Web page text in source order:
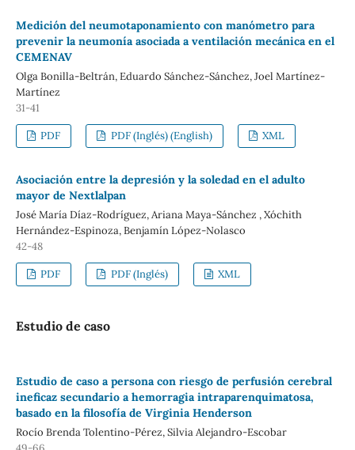
Medición del neumotaponamiento con manómetro para
prevenir la neumonía asociada a ventilación mecánica en el
CEMENAV
Olga Bonilla-Beltrán, Eduardo Sánchez-Sánchez, Joel Martínez-
Martínez
31-41
PDF PDF (Inglés) (English) XML
Asociación entre la depresión y la soledad en el adulto
mayor de Nextlalpan
José María Díaz-Rodríguez, Ariana Maya-Sánchez , Xóchith
Hernández-Espinoza, Benjamín López-Nolasco
42-48
PDF PDF (Inglés) XML
Estudio de caso
Estudio de caso a persona con riesgo de perfusión cerebral
ineficaz secundario a hemorragia intraparenquimatosa,
basado en la filosofía de Virginia Henderson
Rocío Brenda Tolentino-Pérez, Silvia Alejandro-Escobar